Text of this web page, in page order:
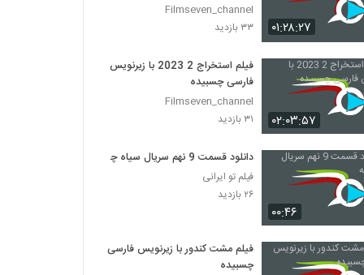
۰۱:۲۸:۲۷
Filmseven_channel
۳۳ بازدید
۰۲:۰۳:۵۷
فیلم استخراج 2 2023 با زیرنویس
فارسی چسبیده
Filmseven_channel
۳۱ بازدید
۰۰:۴۶
دانلود قسمت 9 نهم سریال سیاه چاله
فیلم تو ایرانی
۲۶ بازدید
فیلم مشت کندور با زیرنویس فارسی
چسبیده